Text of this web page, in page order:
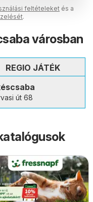
feltételeket és a
.
városban
REGIO JÁTÉK
út 68